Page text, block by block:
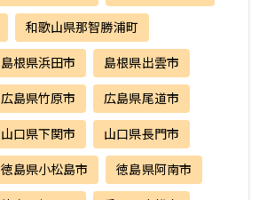
和歌山県那智勝浦町
島根県浜田市 島根県出雲市
広島県竹原市 広島県尾道市
山口県下関市 山口県長門市
徳島県小松島市 徳島県阿南市